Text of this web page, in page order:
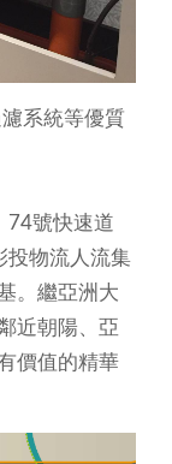
系統等優質
74號快速道
投物流人流集
。繼亞洲大
近朝陽、亞
價值的精華